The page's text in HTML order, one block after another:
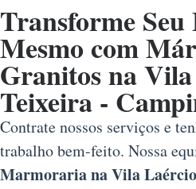
Transforme Seu
Mesmo com
Granitos na
Teixeira -
Contrate nossos serviços e
trabalho bem-feito. Nossa
Marmoraria na Vila